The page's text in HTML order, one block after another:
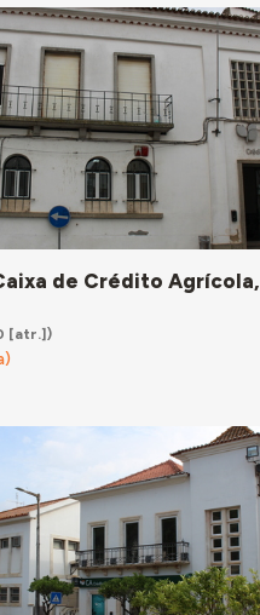
de Crédito Agrícola,
[atr.])